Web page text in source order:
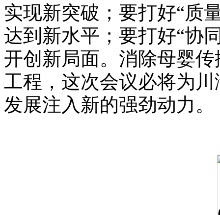
实现新突破；要打好“质
达到新水平；要打好“协
开创新局面。消除母婴
工程，这次会议必将为
发展注入新的强劲动力。